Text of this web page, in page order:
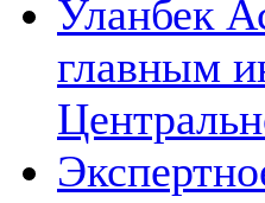
Уланбек
главным